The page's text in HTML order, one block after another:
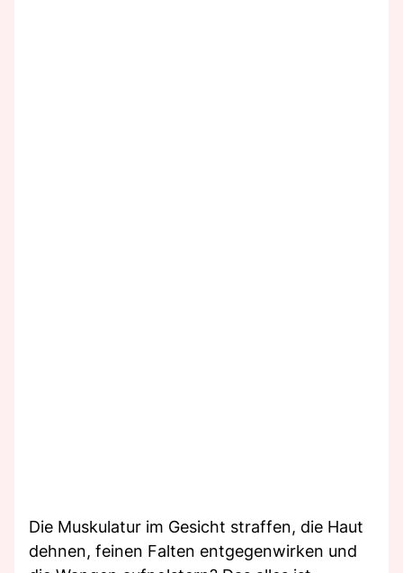
Die Muskulatur im Gesicht straffen, die Haut
dehnen, feinen Falten entgegenwirken und